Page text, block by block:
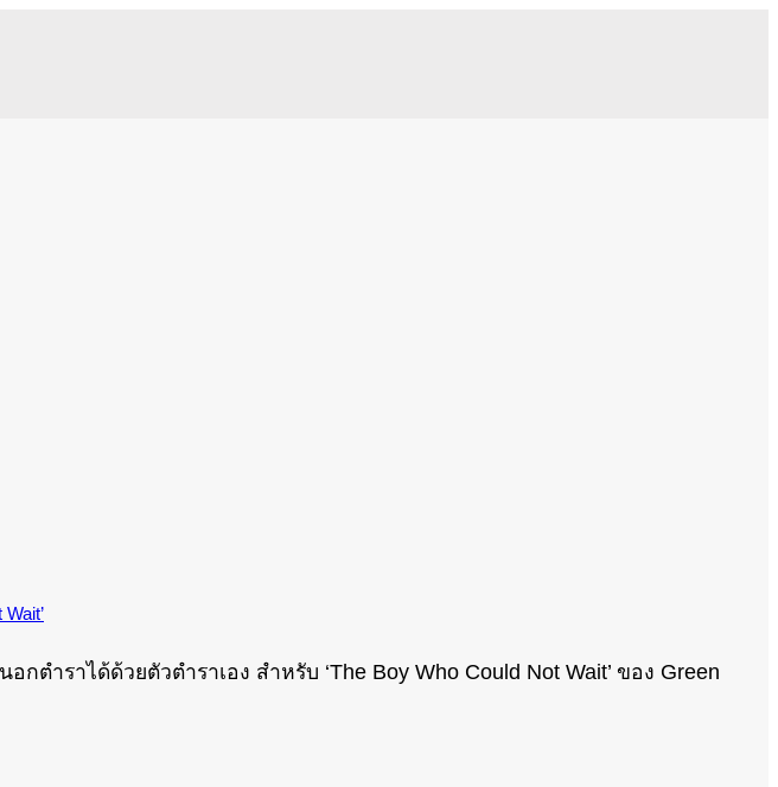
ำราได้ด้วยตัวตำราเอง สำหรับ ‘The Boy Who Could Not Wait’ ของ Green